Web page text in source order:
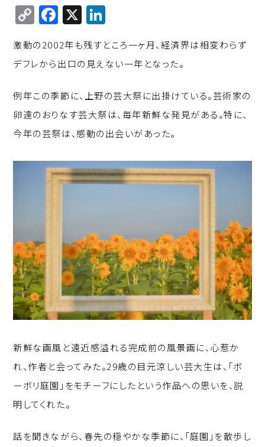
C
o
p
y
Li
n
k
F
a
c
e
b
o
o
k
X
k
e
d
I
n
激動の2002年も残すところ一ヶ月、経済界は相変わらず
デフレから出口の見えない一年となった。
例年この季節に、上野の芸大祭に出掛けている。芸術家の
卵達のおりなす芸大祭は、毎年新鮮な発見がある。特に、
今年の芸祭は、感動の出会いがあった。
新鮮な画風と遠近感溢れる完成前の風景画に、心惹か
れ、作者と会ってみた。29歳の目元涼しい芸大生は、「ボ
ーボリ庭園」をモチーフにしたという作品への思いを、説
明してくれた。
話を聞きながら、春先の穏やかな季節に、「庭園」を散歩し